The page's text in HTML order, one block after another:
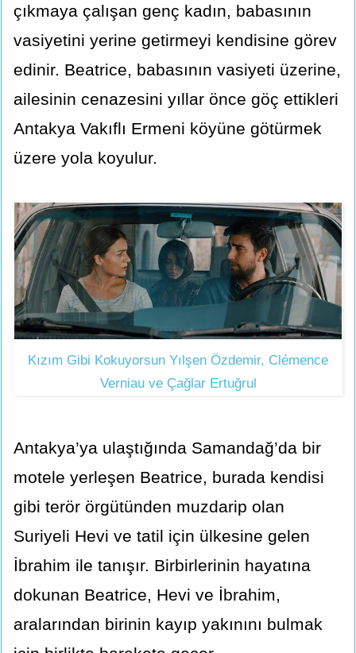
çıkmaya çalışan genç kadın, babasının
vasiyetini yerine getirmeyi kendisine görev
edinir. Beatrice, babasının vasiyeti üzerine,
ailesinin cenazesini yıllar önce göç ettikleri
Antakya Vakıflı Ermeni köyüne götürmek
üzere yola koyulur.
Kızım Gibi Kokuyorsun Yılşen Özdemir, Clémence
Verniau ve Çağlar Ertuğrul
Antakya’ya ulaştığında Samandağ’da bir
motele yerleşen Beatrice, burada kendisi
gibi terör örgütünden muzdarip olan
Suriyeli Hevi ve tatil için ülkesine gelen
İbrahim ile tanışır. Birbirlerinin hayatına
dokunan Beatrice, Hevi ve İbrahim,
aralarından birinin kayıp yakınını bulmak